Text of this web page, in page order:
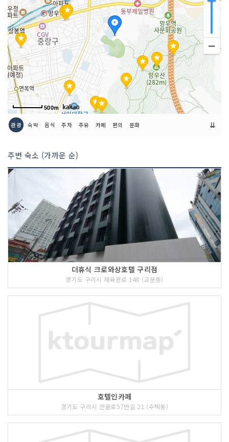
500m
관광 숙박 음식 주차 주유 카페 편의 문화 ⇊
주변 숙소 (가까운 순)
더휴식 크로와상호텔 구리점
경기도 구리시 체육관로 148 (교문동)
호텔인카페
경기도 구리시 안골로57번길 21 (수택동)